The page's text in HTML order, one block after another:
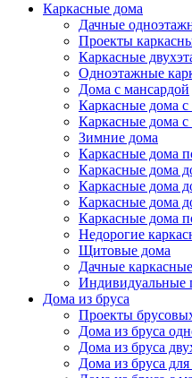
Каркасные дома
Дачные
Проекты
Каркасные
Одноэтажные
Дома с мансардой
Каркасные дома
Каркасные дома с
Зимние дома
Каркасные дома
Каркасные дома
Каркасные дома
Каркасные дома
Каркасные дома
Недорогие
Щитовые дома
Дачные
Индивидуальные
Дома из бруса
Проекты
Дома из бруса
Дома из бруса
Дома из бруса